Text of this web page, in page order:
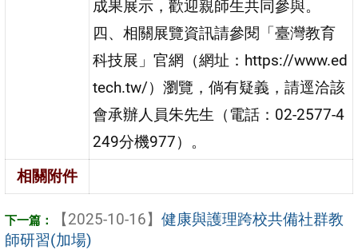
成果展示，歡迎親師生共同參與。
四、相關展覽資訊請參閱「臺灣教育
科技展」官網（網址：https://www.ed
tech.tw/）瀏覽，倘有疑義，請逕洽該
會承辦人員朱先生（電話：02-2577-4
249分機977）。
相關附件
【2025-10-16】 健康與護理跨校共備社群教
師研習(加場)